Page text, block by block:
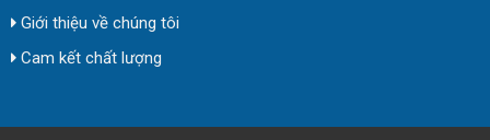
Giới thiệu về chúng tôi
Cam kết chất lượng